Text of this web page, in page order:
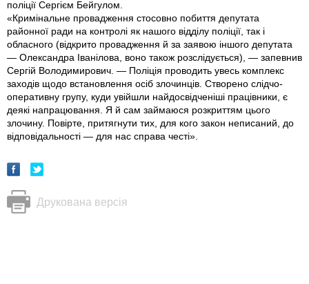
поліції Сергієм Бейгулом.
«Кримінальне провадження стосовно побиття депутата
районної ради на контролі як нашого відділу поліції, так і
обласного (відкрито провадження й за заявою іншого депутата
— Олександра Іванілова, воно також розслідується), — запевнив
Сергій Володимирович. — Поліція проводить увесь комплекс
заходів щодо встановлення осіб злочинців. Створено слідчо-
оперативну групу, куди увійшли найдосвідченіші працівники, є
деякі напрацювання. Я й сам займаюся розкриттям цього
злочину. Повірте, притягнути тих, для кого закон неписаний, до
відповідальності — для нас справа честі».
Друкована версія